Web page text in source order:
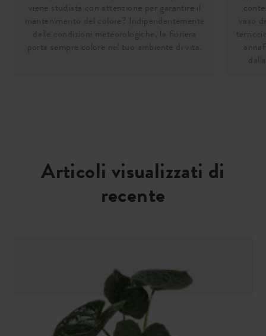
viene studiata con attenzione per garantire il
mantenimento del colore? Indipendentemente
dalle condizioni meteorologiche, la fioriera
porta sempre colore nel tuo ambiente di vita.
vaso
Articoli visualizzati di
recente